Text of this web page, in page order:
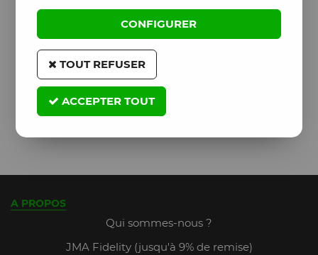
A PROPOS
Qui sommes-nous ?
JMA Fidelity (jusqu'à 9% de remise)
CONFIGURER
TOUT REFUSER
ACCEPTER TOUT